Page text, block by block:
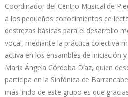
Coordinador del Centro Musical de
a los pequeños conocimientos de
destrezas básicas para el desarrollo
vocal, mediante la práctica colectiva
activa en los ensambles de iniciación
María Ángela Córdoba Díaz, quien
participa en la Sinfónica de
más lindo de este grupo es que